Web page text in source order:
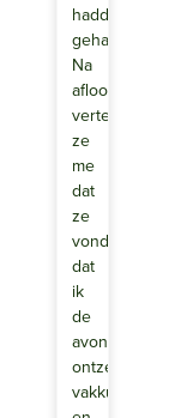
hadden
gehad.
Na
afloop
vertelde
ze
me
dat
ze
vond
dat
ik
de
avond
ontzettend
vakkundig